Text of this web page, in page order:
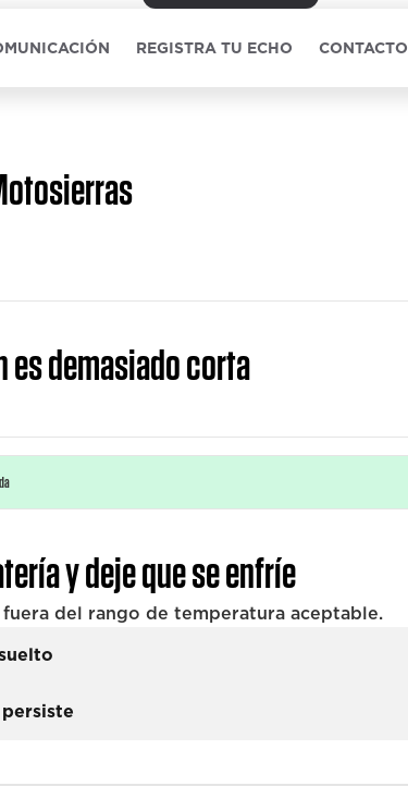
REGISTRA TU ECHO CONTACTO
es demasiado corta
y deje que se enfríe
del rango de temperatura aceptable.